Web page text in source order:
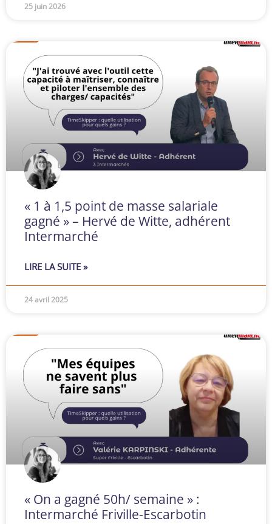
25 juin 2026
« 1 à 1,5 point de masse salariale
gagné » – Hervé de Witte, adhérent
Intermarché
LIRE LA SUITE »
24 avril 2025
« On a gagné 50h/ semaine » :
Intermarché Friville-Escarbotin